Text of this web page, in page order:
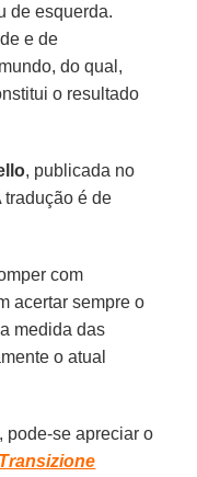
de esquerda.
e de
do qual,
o resultado
, publicada no
tradução é de
com
acertar sempre o
medida das
o atual
pode-se apreciar o
Transizione